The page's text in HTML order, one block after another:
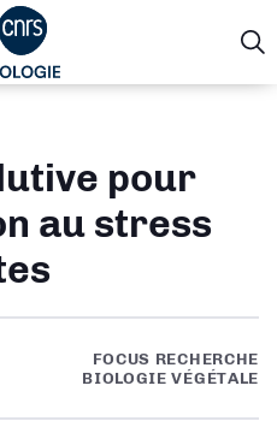
pour
au stress
FOCUS RECHERCHE
BIOLOGIE VÉGÉTALE